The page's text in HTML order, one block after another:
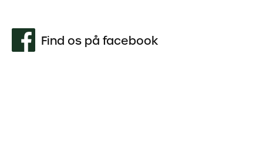
Find os på facebook